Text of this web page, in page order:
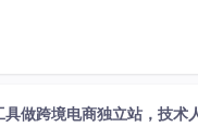
具做跨境电商独立站，技术